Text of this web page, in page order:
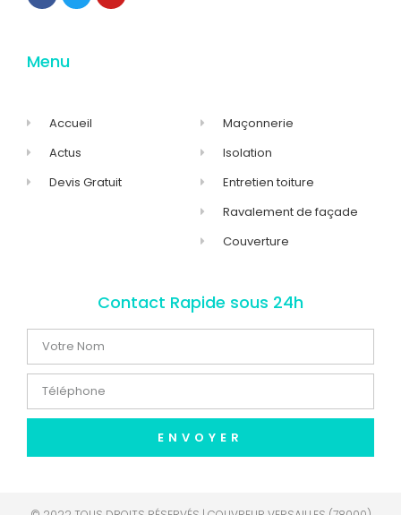
Menu
Accueil
Actus
Devis Gratuit
Maçonnerie
Isolation
Entretien toiture
Ravalement de façade
Couverture
Contact Rapide sous 24h
ENVOYER